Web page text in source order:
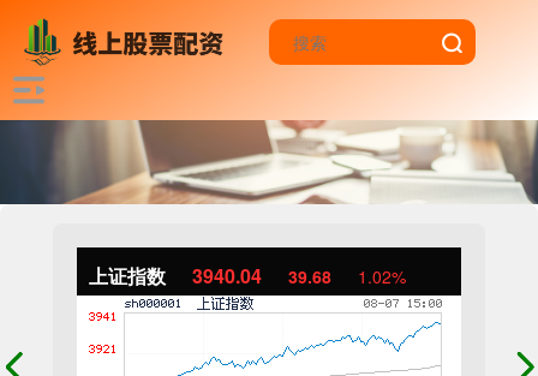
上证指数 3940.04 39.68 1.02%